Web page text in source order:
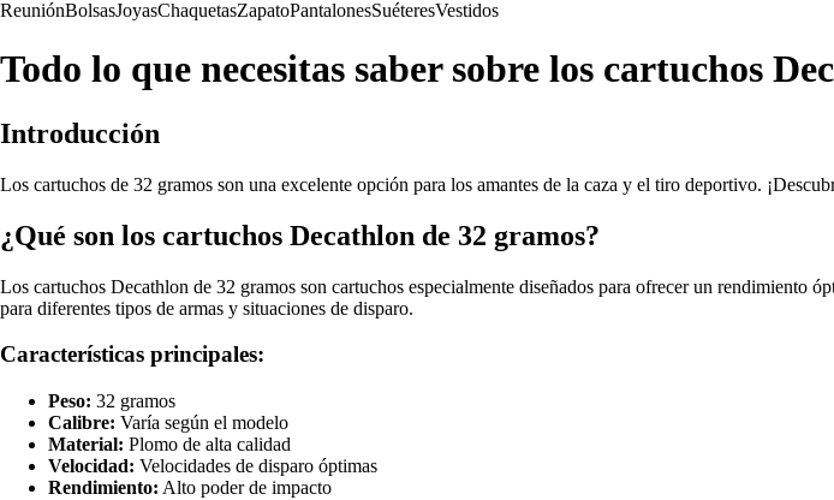
ReuniónBolsasJoyasChaquetasZapatoPantalonesSuéteresVestidos
Todo lo que necesitas saber sobre los cartuchos
Introducción
Los cartuchos de 32 gramos son una excelente opción para los amantes de la caza y el tiro deportivo.
¿Qué son los cartuchos Decathlon de 32 gramos?
Los cartuchos Decathlon de 32 gramos son cartuchos especialmente diseñados para ofrecer un rendimiento
para diferentes tipos de armas y situaciones de disparo.
Características principales:
Peso: 32 gramos
Calibre: Varía según el modelo
Material: Plomo de alta calidad
Velocidad: Velocidades de disparo óptimas
Rendimiento: Alto poder de impacto